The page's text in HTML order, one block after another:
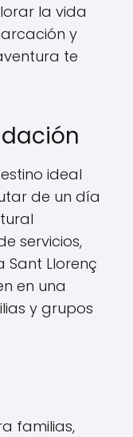
la vida
y
te
ideal
de un día
servicios,
Llorenç
en una
y grupos
familias,